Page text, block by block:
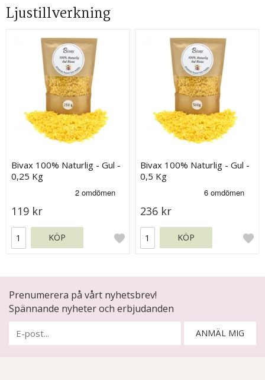
Ljustillverkning
Bivax 100% Naturlig - Gul -
0,25 Kg
119 kr
KÖP
Bivax 100% Naturlig - Gul -
0,5 Kg
236 kr
KÖP
Prenumerera på vårt nyhetsbrev!
Spännande nyheter och erbjudanden
ANMÄL MIG